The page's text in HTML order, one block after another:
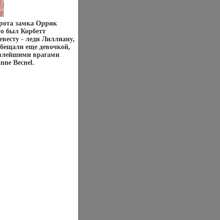
замка Оррик
был Корбетт
- леди Лиллиану,
еще девочкой,
врагами
Becnel.